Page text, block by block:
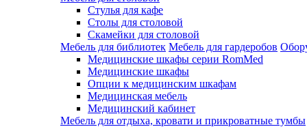
Cтулья для кафе
Cтолы для столовой
Скамейки для столовой
Мебель для библиотек Мебель для гардеробов
Медицинские шкафы серии RomMed
Медицинские шкафы
Опции к медицинским шкафам
Медицинская мебель
Медицинский кабинет
Мебель для отдыха, кровати и прикроватные тумбы